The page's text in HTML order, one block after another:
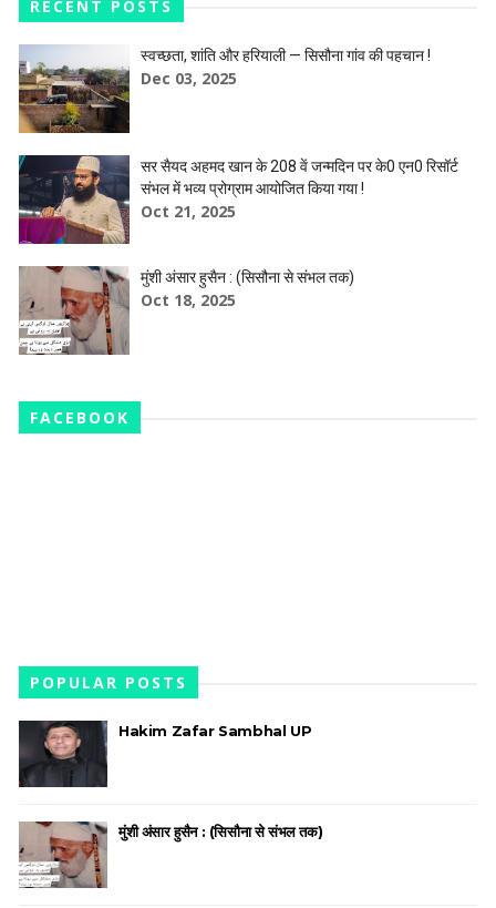
RECENT POSTS
स्वच्छता, शांति और हरियाली — सिसौना गांव की पहचान !
Dec 03, 2025
सर सैयद अहमद खान के 208 वें जन्मदिन पर के0 एन0 रिसॉर्ट
संभल में भव्य प्रोग्राम आयोजित किया गया !
Oct 21, 2025
मुंशी अंसार हुसैन : (सिसौना से संभल तक)
Oct 18, 2025
FACEBOOK
POPULAR POSTS
Hakim Zafar Sambhal UP
मुंशी अंसार हुसैन : (सिसौना से संभल तक)